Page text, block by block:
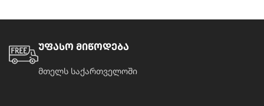
უფასო მიწოდება
მთელს საქართველოში